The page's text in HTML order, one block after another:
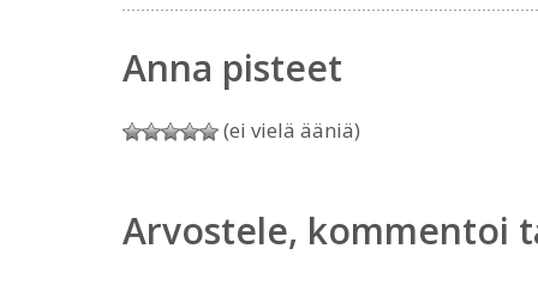
Anna pisteet
(ei vielä ääniä)
Arvostele, kommentoi